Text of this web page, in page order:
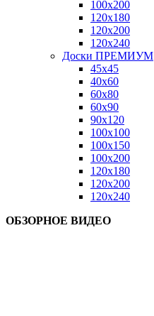
100x200
120x180
120x200
120x240
Доски ПРЕМИУМ
45x45
40x60
60x80
60x90
90x120
100x100
100x150
100x200
120x180
120x200
120x240
ОБЗОРНОЕ ВИДЕО